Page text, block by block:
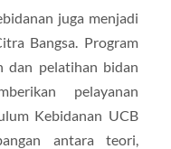
juga menjadi
Bangsa. Program
dan pelatihan bidan
pelayanan
Kebidanan UCB
antara teori,